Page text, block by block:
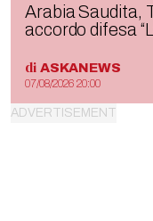
Arabia Saudita,
accordo difesa
di ASKANEWS
07/08/2026 20:00